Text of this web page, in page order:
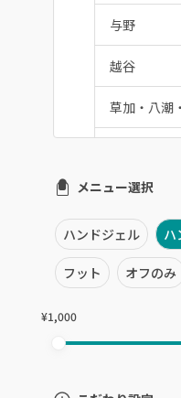
与野
越谷
草加・八潮
戸田
川越・本川
ふじみ野・
メニュー選択
ハンドジェル ハ
フット オフのみ
¥1,000